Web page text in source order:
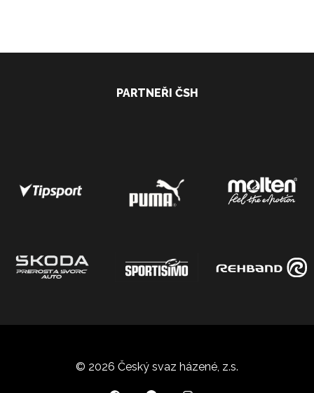
PARTNEŘI ČSH
© 2026 Český svaz házené, z.s.